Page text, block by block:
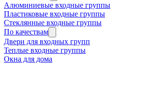
Алюминиевые входные группы
Пластиковые входные группы
Стеклянные входные группы
По качествам
Двери для входных групп
Теплые входные группы
Окна для дома